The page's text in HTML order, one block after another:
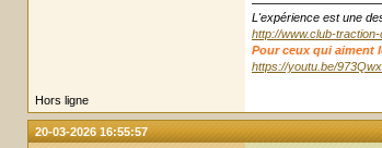
L'expérience est une
http://www.club-
Pour ceux qui aiment
https://youtu.be/
Hors ligne
20-03-2026 16:55:57